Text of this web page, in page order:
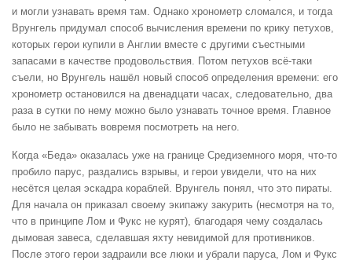
и могли узнавать время там. Однако хронометр сломался, и тогда
Врунгель придумал способ вычисления времени по крику петухов,
которых герои купили в Англии вместе с другими съестными
запасами в качестве продовольствия. Потом петухов всё-таки
съели, но Врунгель нашёл новый способ определения времени: его
хронометр остановился на двенадцати часах, следовательно, два
раза в сутки по нему можно было узнавать точное время. Главное
было не забывать вовремя посмотреть на него.
Когда «Беда» оказалась уже на границе Средиземного моря, что-то
пробило парус, раздались взрывы, и герои увидели, что на них
несётся целая эскадра кораблей. Врунгель понял, что это пираты.
Для начала он приказал своему экипажу закурить (несмотря на то,
что в принципе Лом и Фукс не курят), благодаря чему создалась
дымовая завеса, сделавшая яхту невидимой для противников.
После этого герои задраили все люки и убрали паруса, Лом и Фукс